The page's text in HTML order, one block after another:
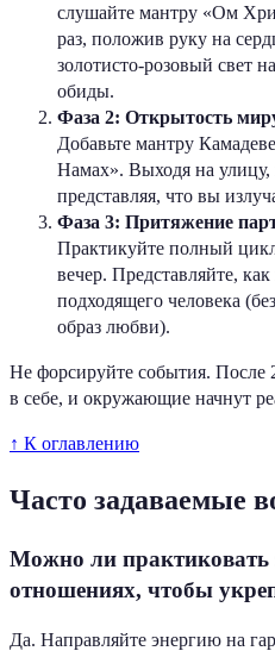
слушайте мантру «Ом
раз, положив руку на
золотисто-розовый свет
обиды.
Фаза 2: Открытость
Добавьте мантру
Намах». Выходя на улицу,
представляя, что вы
Фаза 3: Притяжение
Практикуйте полный
вечер. Представляйте,
подходящего человека
образ любви).
Не форсируйте события. После
в себе, и окружающие начнут
↑ К оглавлению
Часто задаваемые
Можно ли практиковать
отношениях, чтобы
Да. Направляйте энергию на